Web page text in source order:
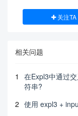
关注TA
相关问题
1
在Expl3中通过
符串?
2 使用 expl3 +